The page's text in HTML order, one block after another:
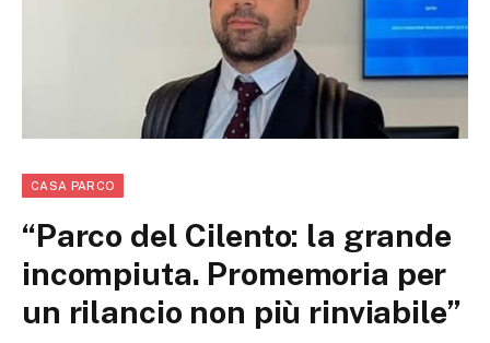
CASA PARCO
“Parco del Cilento: la grande
incompiuta. Promemoria per
un rilancio non più rinviabile”